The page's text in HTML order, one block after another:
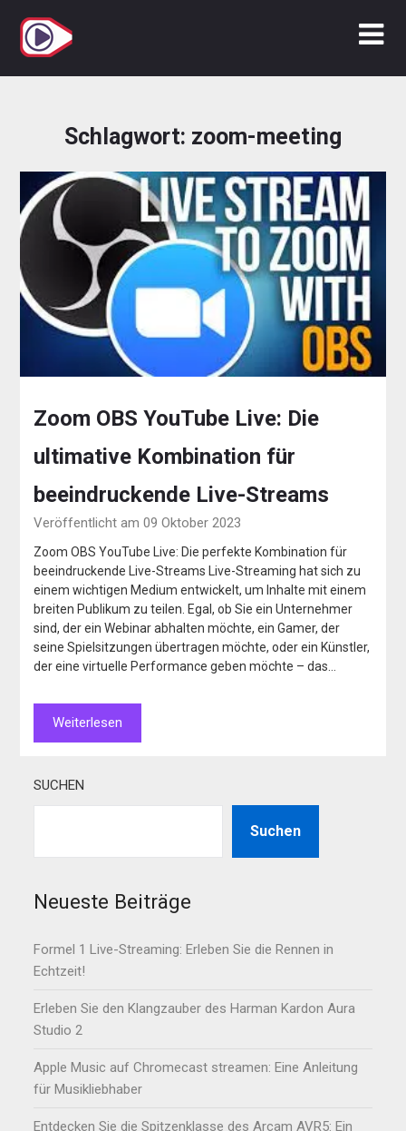
Inhalt
springen
Schlagwort: zoom-meeting
Zoom OBS YouTube Live: Die
ultimative Kombination für
beeindruckende Live-Streams
Veröffentlicht am 09 Oktober 2023
Zoom OBS YouTube Live: Die perfekte Kombination für
beeindruckende Live-Streams Live-Streaming hat sich zu
einem wichtigen Medium entwickelt, um Inhalte mit einem
breiten Publikum zu teilen. Egal, ob Sie ein Unternehmer
sind, der ein Webinar abhalten möchte, ein Gamer, der
seine Spielsitzungen übertragen möchte, oder ein Künstler,
der eine virtuelle Performance geben möchte – das…
Weiterlesen
SUCHEN
Suchen
Neueste Beiträge
Formel 1 Live-Streaming: Erleben Sie die Rennen in
Echtzeit!
Erleben Sie den Klangzauber des Harman Kardon Aura
Studio 2
Apple Music auf Chromecast streamen: Eine Anleitung
für Musikliebhaber
Entdecken Sie die Spitzenklasse des Arcam AVR5: Ein